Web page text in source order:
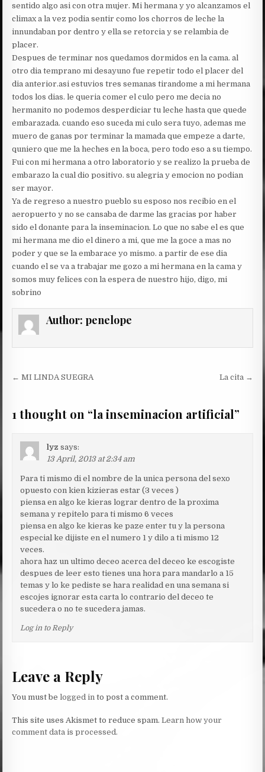
sentido algo asi con otra mujer. Mi hermana y yo alcanzamos el
climax a la vez podia sentir como los chorros de leche la
innundaban por dentro y ella se retorcia y se relambia de
placer.
Despues de terminar nos quedamos dormidos en la cama. al
otro dia temprano mi desayuno fue repetir todo el placer del
dia anterior.asi estuvios tres semanas tirandome a mi hermana
todos los dias. le queria comer el culo pero me decia no
hermanito no podemos desperdiciar tu leche hasta que quede
embarazada. cuando eso suceda mi culo sera tuyo, ademas me
muero de ganas por terminar la mamada que empeze a darte,
quniero que me la heches en la boca, pero todo eso a su tiempo.
Fui con mi hermana a otro laboratorio y se realizo la prueba de
embarazo la cual dio positivo. su alegria y emocion no podian
ser mayor.
Ya de regreso a nuestro pueblo su esposo nos recibio en el
aeropuerto y no se cansaba de darme las gracias por haber
sido el donante para la inseminacion. Lo que no sabe el es que
mi hermana me dio el dinero a mi, que me la goce a mas no
poder y que se la embarace yo mismo. a partir de ese dia
cuando el se va a trabajar me gozo a mi hermana en la cama y
somos muy felices con la espera de nuestro hijo, digo, mi
sobrino
Author: penelope
Post
← MI LINDA SUEGRA La cita →
1 thought on “la inseminacion artificial”
lyz says:
13 April, 2013 at 2:34 am
Para ti mismo di el nombre de la unica persona del sexo
opuesto con kien kizieras estar (3 veces )
piensa en algo ke kieras lograr dentro de la proxima
semana y repitelo para ti mismo 6 veces
piensa en algo ke kieras ke paze enter tu y la persona
especial ke dijiste en el numero 1 y dilo a ti mismo 12
veces.
ahora haz un ultimo deceo acerca del deceo ke escogiste
despues de leer esto tienes una hora para mandarlo a 15
temas y lo ke pediste se hara realidad en una semana si
escojes ignorar esta carta lo contrario del deceo te
sucedera o no te sucedera jamas.
Log in to Reply
Leave a Reply
You must belogged in to post a comment.
This site uses Akismet to reduce spam.Learn how your
comment data is processed.